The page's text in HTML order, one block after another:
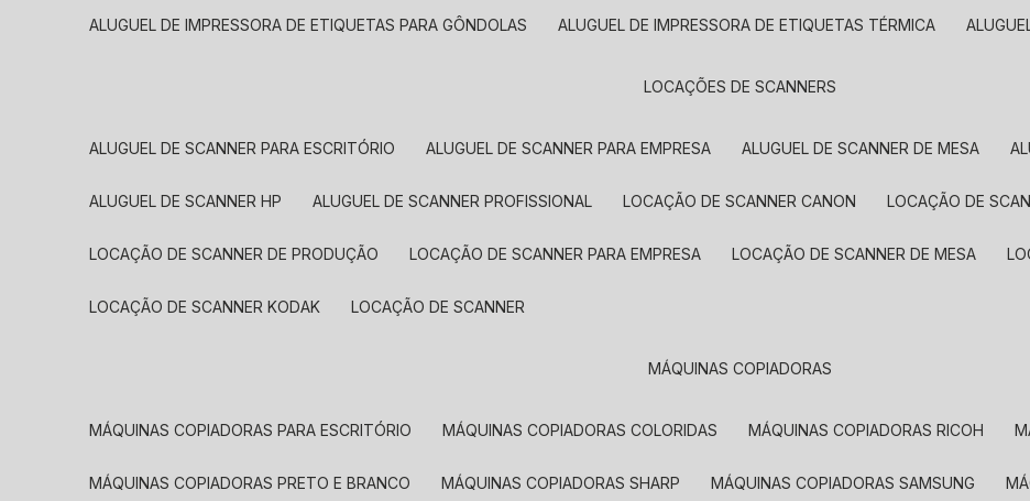
ALUGUEL DE IMPRESSORA DE ETIQUETAS PARA GÔNDOLAS ALUGUEL DE IMPRESSORA DE ETIQUETAS TÉRMICA
LOCAÇÕES DE SCANNERS
ALUGUEL DE SCANNER PARA ESCRITÓRIO ALUGUEL DE SCANNER PARA EMPRESA ALUGUEL DE SCANNER DE MESA
ALUGUEL DE SCANNER HP ALUGUEL DE SCANNER PROFISSIONAL LOCAÇÃO DE SCANNER CANON LOCAÇÃO DE
LOCAÇÃO DE SCANNER DE PRODUÇÃO LOCAÇÃO DE SCANNER PARA EMPRESA LOCAÇÃO DE SCANNER DE MESA
LOCAÇÃO DE SCANNER KODAK LOCAÇÃO DE SCANNER
MÁQUINAS COPIADORAS
MÁQUINAS COPIADORAS PARA ESCRITÓRIO MÁQUINAS COPIADORAS COLORIDAS MÁQUINAS COPIADORAS RICOH
MÁQUINAS COPIADORAS PRETO E BRANCO MÁQUINAS COPIADORAS SHARP MÁQUINAS COPIADORAS SAMSUNG